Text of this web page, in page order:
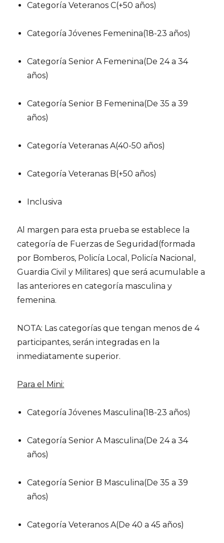
Categoría Veteranos C(+50 años)
Categoría Jóvenes Femenina(18-23 años)
Categoría Senior A Femenina(De 24 a 34
años)
Categoría Senior B Femenina(De 35 a 39
años)
Categoría Veteranas A(40-50 años)
Categoría Veteranas B(+50 años)
Inclusiva
Al margen para esta prueba se establece la
categoría de Fuerzas de Seguridad(formada
por Bomberos, Policía Local, Policía Nacional,
Guardia Civil y Militares) que será acumulable a
las anteriores en categoría masculina y
femenina.
NOTA: Las categorías que tengan menos de 4
participantes, serán integradas en la
inmediatamente superior.
Para el Mini:
Categoría Jóvenes Masculina(18-23 años)
Categoría Senior A Masculina(De 24 a 34
años)
Categoría Senior B Masculina(De 35 a 39
años)
Categoría Veteranos A(De 40 a 45 años)